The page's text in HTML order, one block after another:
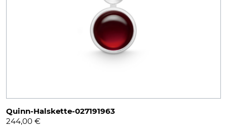
Quinn-Halskette-027191963
244,00 €